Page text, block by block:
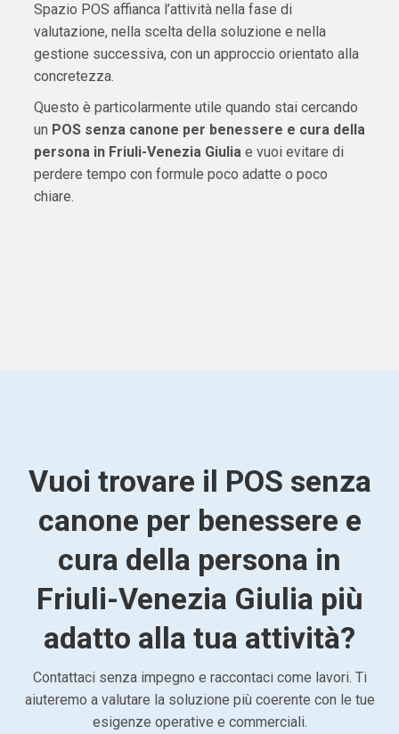
Spazio POS affianca l’attività nella fase di
valutazione, nella scelta della soluzione e nella
gestione successiva, con un approccio orientato alla
concretezza.
Questo è particolarmente utile quando stai cercando
un POS senza canone per benessere e cura della
persona in Friuli-Venezia Giuliae vuoi evitare di
perdere tempo con formule poco adatte o poco
chiare.
Vuoi trovare il POS senza
canone per benessere e
cura della persona in
Friuli-Venezia Giulia più
adatto alla tua attività?
Contattaci senza impegno e raccontaci come lavori. Ti
aiuteremo a valutare la soluzione più coerente con le tue
esigenze operative e commerciali.